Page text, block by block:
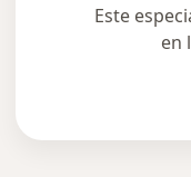
Este
en